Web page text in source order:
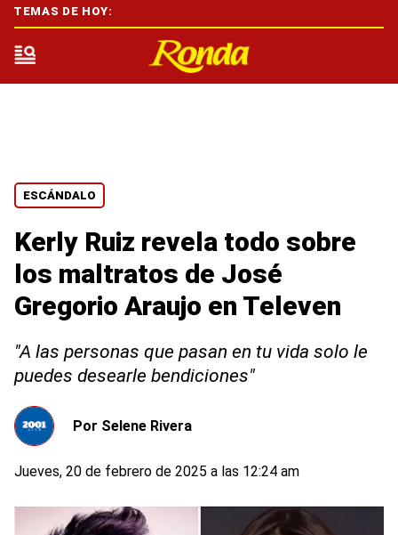
ESCÁNDALO
Kerly Ruiz revela todo sobre
los maltratos de José
Gregorio Araujo en Televen
"A las personas que pasan en tu vida solo le
puedes desearle bendiciones"
Por Selene Rivera
Jueves, 20 de febrero de 2025 a las 12:24 am
TEMAS DE HOY: